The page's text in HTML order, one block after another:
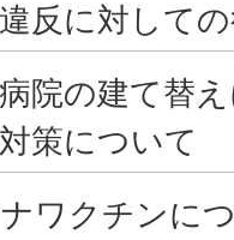
に対しての
院の建て替
策について
ワクチンに